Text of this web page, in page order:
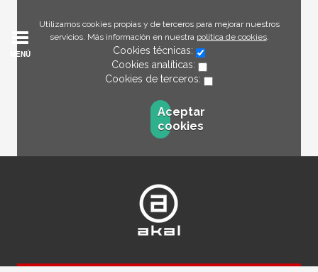
Utilizamos cookies propias y de terceros para mejorar nuestros
servicios. Más información en nuestra política de cookies.
Cookies técnicas:
Cookies analíticas:
Cookies de terceros:
Aceptar
cookies
MENÚ